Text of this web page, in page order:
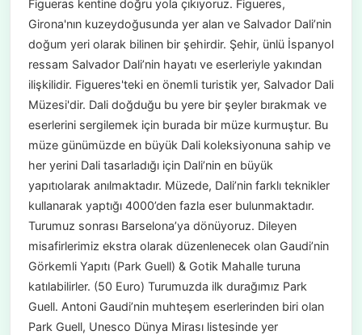
Figueras kentine doğru yola çıkıyoruz. Figueres,
Girona'nın kuzeydoğusunda yer alan ve Salvador Dali’nin
doğum yeri olarak bilinen bir şehirdir. Şehir, ünlü İspanyol
ressam Salvador Dali’nin hayatı ve eserleriyle yakından
ilişkilidir. Figueres'teki en önemli turistik yer, Salvador Dali
Müzesi'dir. Dali doğduğu bu yere bir şeyler bırakmak ve
eserlerini sergilemek için burada bir müze kurmuştur. Bu
müze günümüzde en büyük Dali koleksiyonuna sahip ve
her yerini Dali tasarladığı için Dali’nin en büyük
yapıtıolarak anılmaktadır. Müzede, Dali’nin farklı teknikler
kullanarak yaptığı 4000’den fazla eser bulunmaktadır.
Turumuz sonrası Barselona’ya dönüyoruz. Dileyen
misafirlerimiz ekstra olarak düzenlenecek olan Gaudi’nin
Görkemli Yapıtı (Park Guell) & Gotik Mahalle turuna
katılabilirler. (50 Euro) Turumuzda ilk durağımız Park
Guell. Antoni Gaudi’nin muhteşem eserlerinden biri olan
Park Guell, Unesco Dünya Mirası listesinde yer